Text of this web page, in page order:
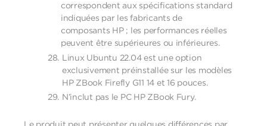
correspondent aux spécifications standard
indiquées par les fabricants de
composants HP ; les performances réelles
peuvent être supérieures ou inférieures.
Linux Ubuntu 22.04 est une option
exclusivement préinstallée sur les modèles
HP ZBook Firefly G11 14 et 16 pouces.
N’inclut pas le PC HP ZBook Fury.
Le produit peut présenter quelques différences par